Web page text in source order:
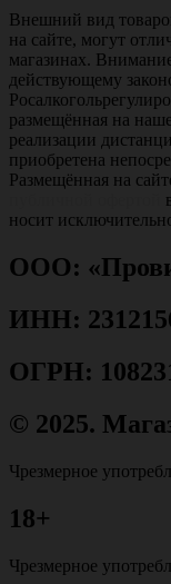
Внешний вид
на сайте, могут
магазинах.
действующему
размещённая на
реализации
приобретена
Размещённая на
носит
ООО:
ИНН:
ОГРН:
© 2025.
Чрезмерное
18+
Чрезмерное